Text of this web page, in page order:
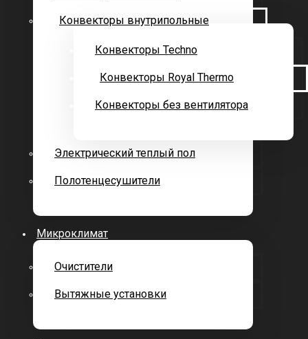
Конвекторы внутрипольные
Конвекторы Techno
Конвекторы Royal Thermo
Конвекторы без вентилятора
Электрический теплый пол
Полотенцесушители
Микроклимат
Очистители
Вытяжные установки